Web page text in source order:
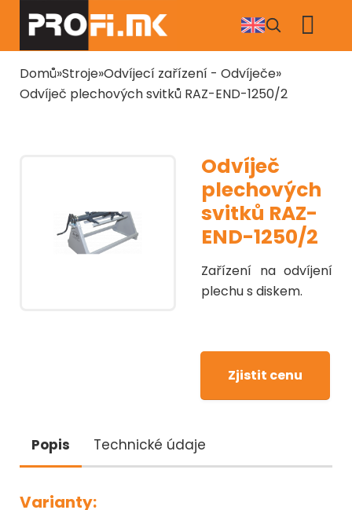
Přejít
hlavnímu
obsahu
Drobečková
navigace
Domů Stroje Odvíjecí zařízení - Odvíječe
Odvíječ plechových svitků RAZ-END-1250/2
Odvíječ
plechových
svitků RAZ-
END-1250/2
Zařízení na odvíjení
plechu s diskem.
Zjistit cenu
Popis Technické údaje
Varianty: